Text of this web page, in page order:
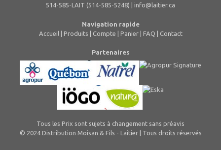
514-585-LAIT (514-585-5248) | info@laitier.ca
Navigation rapide
Accueil | Produits | Compte | Panier| FAQ | Contact
Partenaires
Tous les Prix sont sujets à changement sans préavis
© 2024 Distribution Moisan & Fils - Laitier | Tous droits réservés